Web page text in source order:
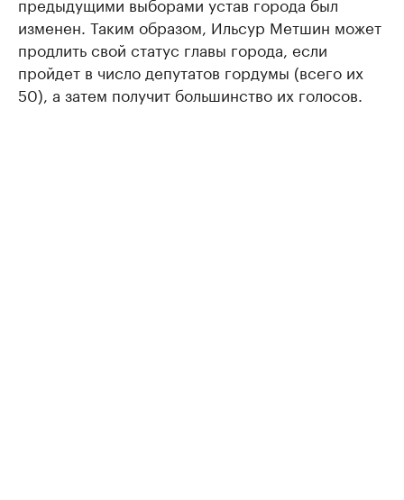
изменен. Таким образом, Ильсур Метшин может
продлить свой статус главы города, если
пройдет в число депутатов гордумы (всего их
50), а затем получит большинство их голосов.